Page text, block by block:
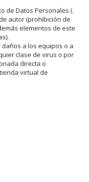
de Datos Personales (.
autor (prohibición de
elementos de este
a los equipos o a
clase de virus o por
directa o
virtual de